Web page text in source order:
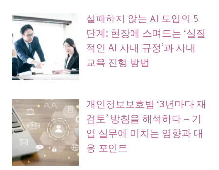
실패하지 않는 AI 도입의 5
단계: 현장에 스며드는 ‘실질
적인 AI 사내 규정’과 사내
교육 진행 방법
개인정보보호법 ‘3년마다 재
검토’ 방침을 해석하다 – 기
업 실무에 미치는 영향과 대
응 포인트